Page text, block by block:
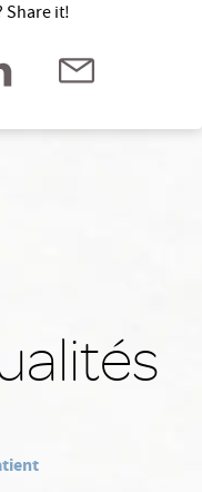
Share it!